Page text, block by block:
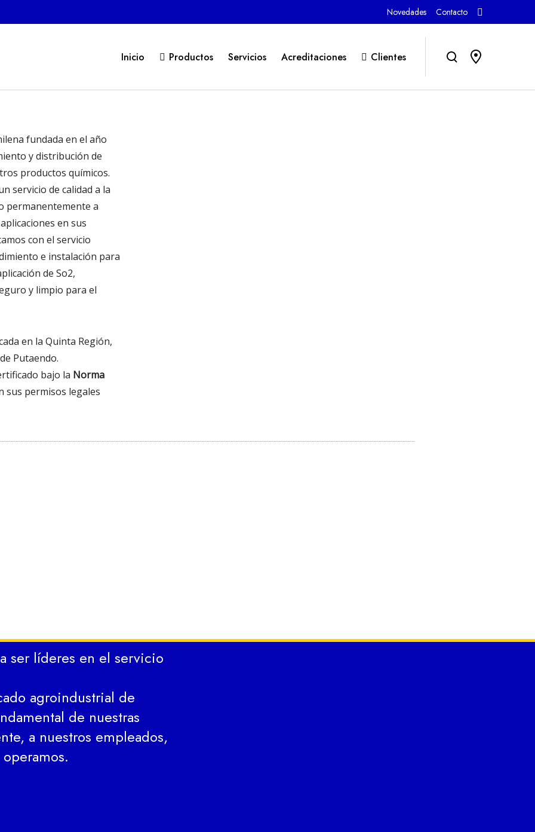
Novedades Contacto
Inicio Productos Servicios Acreditaciones Clientes
fundada en el año
y distribución de
productos químicos.
servicio de calidad a la
permanentemente a
en sus
con el servicio
e instalación para
de So2,
y limpio para el
en la Quinta Región,
Putaendo.
bajo la Norma
sus permisos legales
ser líderes en el servicio
agroindustrial de
de nuestras
a nuestros empleados,